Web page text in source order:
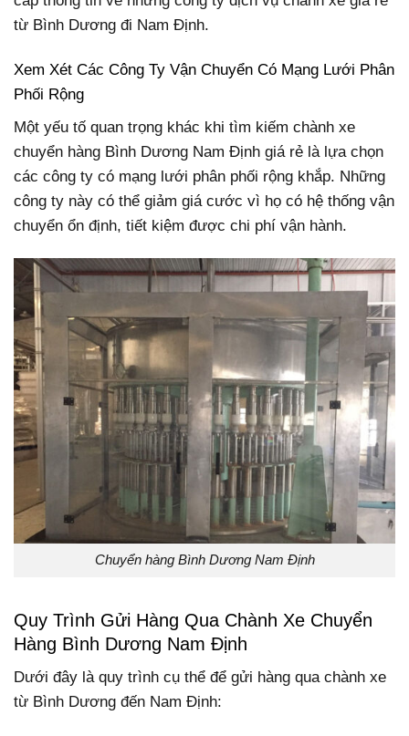
từ Bình Dương đi Nam Định.
Xem Xét Các Công Ty Vận Chuyển Có Mạng Lưới Phân
Phối Rộng
Một yếu tố quan trọng khác khi tìm kiếm chành xe
chuyển hàng Bình Dương Nam Định giá rẻ là lựa chọn
các công ty có mạng lưới phân phối rộng khắp. Những
công ty này có thể giảm giá cước vì họ có hệ thống vận
chuyển ổn định, tiết kiệm được chi phí vận hành.
Chuyển hàng Bình Dương Nam Định
Quy Trình Gửi Hàng Qua Chành Xe Chuyển
Hàng Bình Dương Nam Định
Dưới đây là quy trình cụ thể để gửi hàng qua chành xe
từ Bình Dương đến Nam Định: